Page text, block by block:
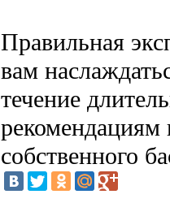
Правильная
вам
течение
рекомендациям
собственного